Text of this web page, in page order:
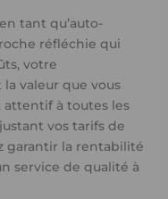
tant qu’auto-
réfléchie qui
votre
valeur que vous
attentif à toutes les
vos tarifs de
garantir la rentabilité
service de qualité à